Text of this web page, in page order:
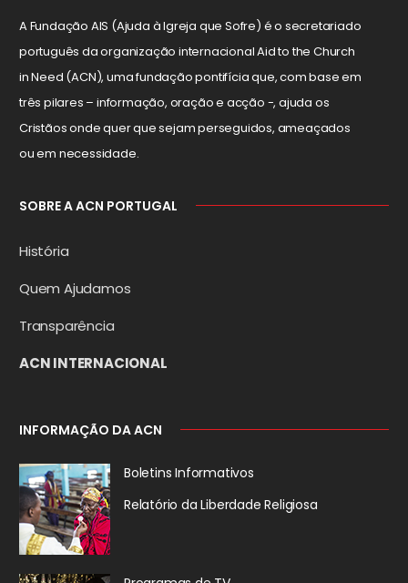
A Fundação AIS (Ajuda à Igreja que Sofre) é o secretariado
português da organização internacional Aid to the Church
in Need (ACN), uma fundação pontifícia que, com base em
três pilares – informação, oração e acção -, ajuda os
Cristãos onde quer que sejam perseguidos, ameaçados
ou em necessidade.
SOBRE A ACN PORTUGAL
História
Quem Ajudamos
Transparência
ACN INTERNACIONAL
INFORMAÇÃO DA ACN
Boletins Informativos
Relatório da Liberdade Religiosa